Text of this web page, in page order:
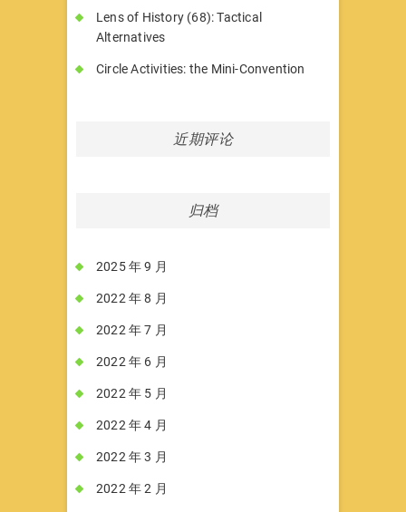
Lens of History (68): Tactical
Alternatives
Circle Activities: the Mini-Convention
近期评论
归档
2025 年 9 月
2022 年 8 月
2022 年 7 月
2022 年 6 月
2022 年 5 月
2022 年 4 月
2022 年 3 月
2022 年 2 月